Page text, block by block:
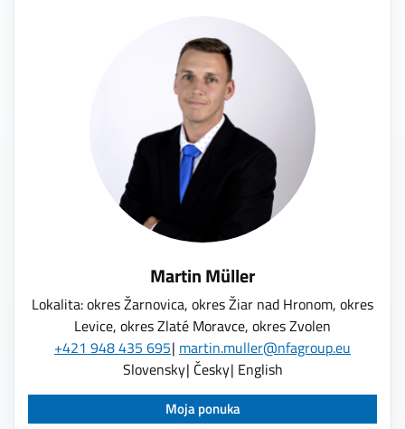
Martin Müller
Lokalita: okres Žarnovica, okres Žiar nad Hronom, okres
Levice, okres Zlaté Moravce, okres Zvolen
+421 948 435 695 martin.muller@nfagroup.eu
Slovensky Česky English
Moja ponuka